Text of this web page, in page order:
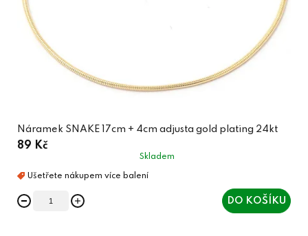
Náramek SNAKE 17cm + 4cm adjusta gold plating 24kt
89 Kč
Skladem
DO KOŠÍKU